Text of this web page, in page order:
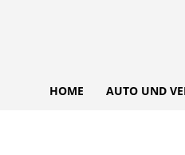
HOME AUTO UND